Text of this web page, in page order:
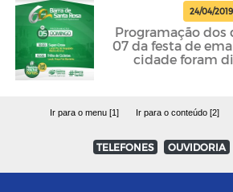
24/04/2019
Programação dos
07 da festa de
cidade foram
Ir para o menu [1] Ir para o conteúdo [2]
TELEFONES OUVIDORIA